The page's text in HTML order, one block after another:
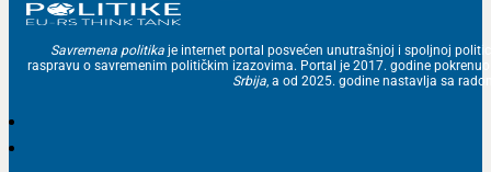
Savremena politika je internet portal posvećen unutrašnjoj i spoljnoj
raspravu o savremenim političkim izazovima. Portal je 2017. godine
Srbija, a od 2025. godine nastavlja sa